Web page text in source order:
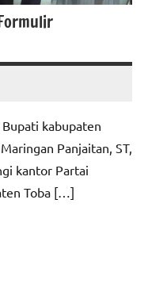
Bupati kabupaten
Panjaitan, ST,
kantor Partai
Toba […]